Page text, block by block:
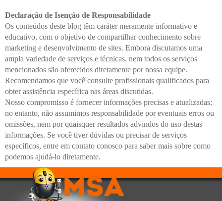
Declaração de Isenção de Responsabilidade
Os conteúdos deste blog têm caráter meramente informativo e
educativo, com o objetivo de compartilhar conhecimento sobre
marketing e desenvolvimento de sites. Embora discutamos uma
ampla variedade de serviços e técnicas, nem todos os serviços
mencionados são oferecidos diretamente por nossa equipe.
Recomendamos que você consulte profissionais qualificados para
obter assistência específica nas áreas discutidas.
Nosso compromisso é fornecer informações precisas e atualizadas;
no entanto, não assumimos responsabilidade por eventuais erros ou
omissões, nem por quaisquer resultados advindos do uso destas
informações. Se você tiver dúvidas ou precisar de serviços
específicos, entre em contato conosco para saber mais sobre como
podemos ajudá-lo diretamente.